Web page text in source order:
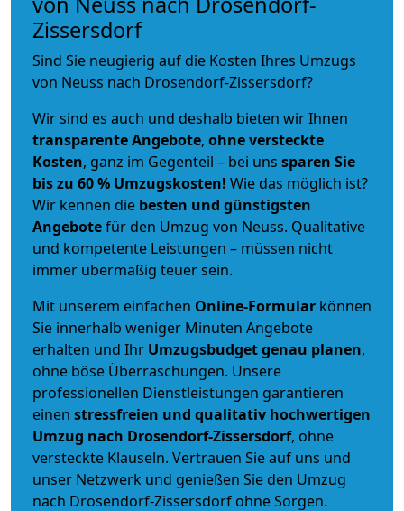
Zissersdorf
Sind Sie neugierig auf die Kosten Ihres Umzugs
von Neuss nach Drosendorf-Zissersdorf?
Wir sind es auch und deshalb bieten wir Ihnen
transparente Angebote, ohne versteckte
Kosten, ganz im Gegenteil – bei uns sparen Sie
bis zu 60 % Umzugskosten! Wie das möglich ist?
Wir kennen die besten und günstigsten
Angebotefür den Umzug von Neuss. Qualitative
und kompetente Leistungen – müssen nicht
immer übermäßig teuer sein.
Mit unserem einfachen Online-Formular können
Sie innerhalb weniger Minuten Angebote
erhalten und Ihr Umzugsbudgetgenau planen,
ohne böse Überraschungen. Unsere
professionellen Dienstleistungen garantieren
einen stressfreien und qualitativ hochwertigen
Umzug nach Drosendorf-Zissersdorf, ohne
versteckte Klauseln. Vertrauen Sie auf uns und
unser Netzwerk und genießen Sie den Umzug
nach Drosendorf-Zissersdorf ohne Sorgen.